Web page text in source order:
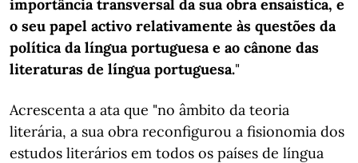
importância transversal da sua obra ensaística, e
o seu papel activo relativamente às questões da
política da língua portuguesa e ao cânone das
literaturas de língua portuguesa."
Acrescenta a ata que "no âmbito da teoria
literária, a sua obra reconfigurou a fisionomia dos
estudos literários em todos os países de língua